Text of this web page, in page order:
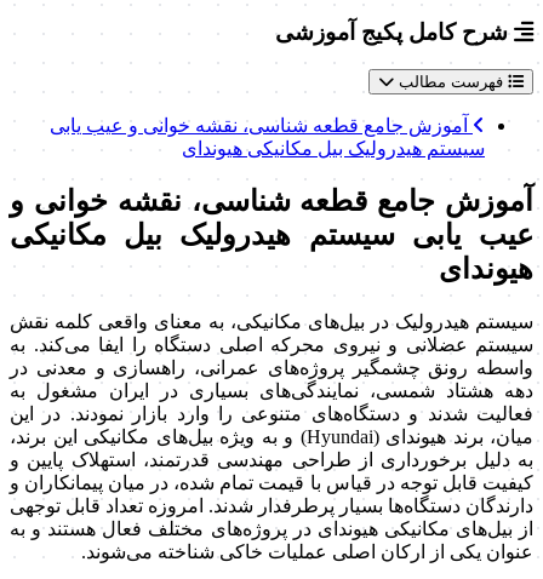
شرح کامل پکیج آموزشی
فهرست مطالب
آموزش جامع قطعه شناسی، نقشه خوانی و عیب یابی
سیستم هیدرولیک بیل مکانیکی هیوندای
آموزش جامع قطعه شناسی، نقشه خوانی و
عیب یابی سیستم هیدرولیک بیل مکانیکی
هیوندای
سیستم هیدرولیک در بیل‌های مکانیکی، به معنای واقعی کلمه نقش
سیستم عضلانی و نیروی محرکه اصلی دستگاه را ایفا می‌کند. به
واسطه رونق چشمگیر پروژه‌های عمرانی، راهسازی و معدنی در
دهه هشتاد شمسی، نمایندگی‌های بسیاری در ایران مشغول به
فعالیت شدند و دستگاه‌های متنوعی را وارد بازار نمودند. در این
میان، برند هیوندای (Hyundai) و به ویژه بیل‌های مکانیکی این برند،
به دلیل برخورداری از طراحی مهندسی قدرتمند، استهلاک پایین و
کیفیت قابل توجه در قیاس با قیمت تمام شده، در میان پیمانکاران و
دارندگان دستگاه‌ها بسیار پرطرفدار شدند. امروزه تعداد قابل توجهی
از بیل‌های مکانیکی هیوندای در پروژه‌های مختلف فعال هستند و به
عنوان یکی از ارکان اصلی عملیات خاکی شناخته می‌شوند.